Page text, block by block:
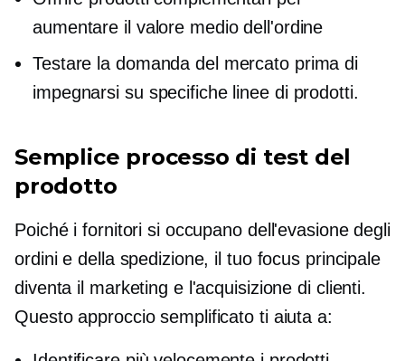
aumentare il valore medio dell'ordine
Testare la domanda del mercato prima di
impegnarsi su specifiche linee di prodotti.
Semplice processo di test del
prodotto
Poiché i fornitori si occupano dell'evasione degli
ordini e della spedizione, il tuo focus principale
diventa il marketing e l'acquisizione di clienti.
Questo approccio semplificato ti aiuta a: